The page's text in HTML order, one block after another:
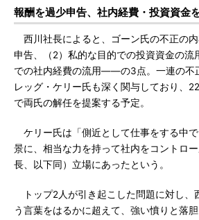
報酬を過少申告、社内経費・投資資金
西川社長によると、ゴーン氏の不正の
申告、（2）私的な目的での投資資金の流
での社内経費の流用――の3点。一連の不
レッグ・ケリー氏も深く関与しており、
で両氏の解任を提案する予定。
ケリー氏は「側近として仕事をする中
景に、相当な力を持って社内をコントロ
長、以下同）立場にあったという。
トップ2人が引き起こした問題に対し、
う言葉をはるかに超えて、強い憤りと落